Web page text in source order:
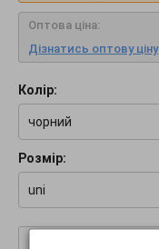
Оптова ціна:
Дізнатись оптову ціну
Колір:
чорний
Розмір:
uni